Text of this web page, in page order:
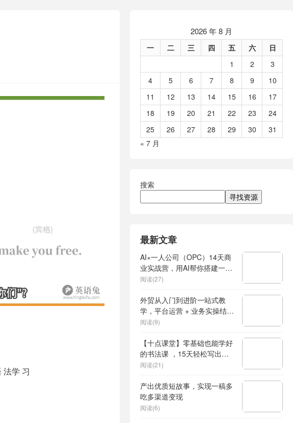
学 习
2026 年 8 月
一 二 三 四 五 六
日
1
2
3
4
5 6 7 8 9
10
11
12 13 14 15 16
17
18
19 20 21 22 23
24
25
26 27 28 29 30
31
« 7 月
搜索
寻找资源
最新文章
AI×一人公司（OPC）14天商
业实战营，用AI帮你搭建一个
属于你自己的、能独立賺钱的
阅读(27)
外贸从入门到进阶一站式教
学，平台运营 + 业务实操结
合，实现业绩稳步增长
阅读(9)
【十点课堂】零基础也能学好
的书法课 ，15天轻松写出漂
亮人生
阅读(21)
产出优质短故事，实现一稿多
吃多渠道变现
阅读(6)